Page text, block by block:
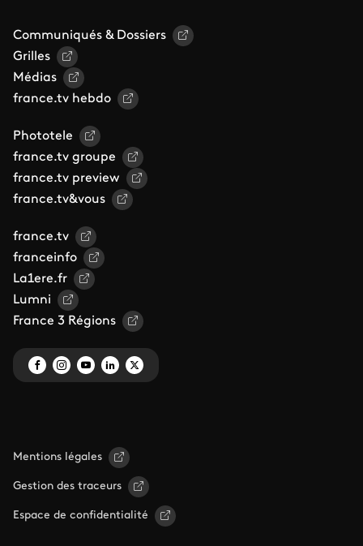
Communiqués & Dossiers
Grilles
Médias
france.tv hebdo
Phototele
france.tv groupe
france.tv preview
france.tv&vous
france.tv
franceinfo
La1ere.fr
Lumni
France 3 Régions
Mentions légales
Gestion des traceurs
Espace de confidentialité